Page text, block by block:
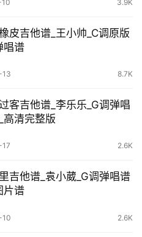
3.9K
皮吉他谱_王小帅_C调原版
唱谱
8.7K
客吉他谱_李乐乐_G调弹唱
高清完整版
2.6K
吉他谱_袁小葳_G调弹唱谱
片谱
2.6K